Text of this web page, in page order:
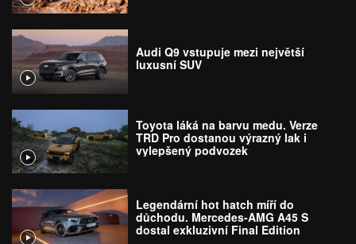
Audi Q9 vstupuje mezi největší
luxusní SUV
Toyota láká na barvu medu. Verze
TRD Pro dostanou výrazný lak i
vylepšený podvozek
Legendární hot hatch míří do
důchodu. Mercedes-AMG A45 S
dostal exkluzivní Final Edition